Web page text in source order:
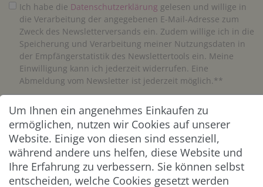
Ich habe die Daten­schutz­erklärung gelesen und willige in
die Verarbeitung der angegebenen E-Mail-Adresse zum
Zweck des Newsletterversands ein. Zudem willige ich in die
Speicherung und Verarbeitung meiner Nutzungsdaten in
der Empfängerstatistik des Newslettertools ein. Meine
Einwilligung kann ich jederzeit widerrufen. Eine
Abmeldung vom Newsletter ist jederzeit möglich.**
Abonnieren
** Hierbei handelt es sich um ein Pflichtfeld.
ZAHLUNG & VERSAND
Um Ihnen ein angenehmes Einkaufen zu
ermöglichen, nutzen wir Cookies auf unserer
Website. Einige von diesen sind essenziell,
während andere uns helfen, diese Website und
Ihre Erfahrung zu verbessern. Sie können selbst
entscheiden, welche Cookies gesetzt werden